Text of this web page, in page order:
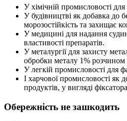
У хімічній промисловості
У будівництві як добавка до
морозостійкість та захищає
У медицині для надання
властивості препаратів.
У металургії для захисту
обробки металу 1% розчином
У легкій промисловості для
І харчової промисловості як
продуктів, у вигляді
Обережність не зашкодить